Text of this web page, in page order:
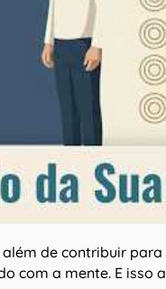
de contribuir
com a mente. E isso